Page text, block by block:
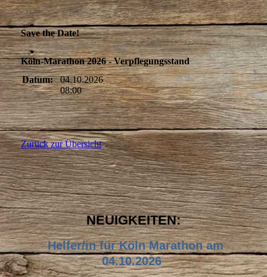
Save the Date!
Köln-Marathon 2026 - Verpflegungsstand
Datum:
04.10.2026
08:00
Zurück zur Übersicht
NEUIGKEITEN:
Helfer/in für Köln Marathon am
04.10.2026